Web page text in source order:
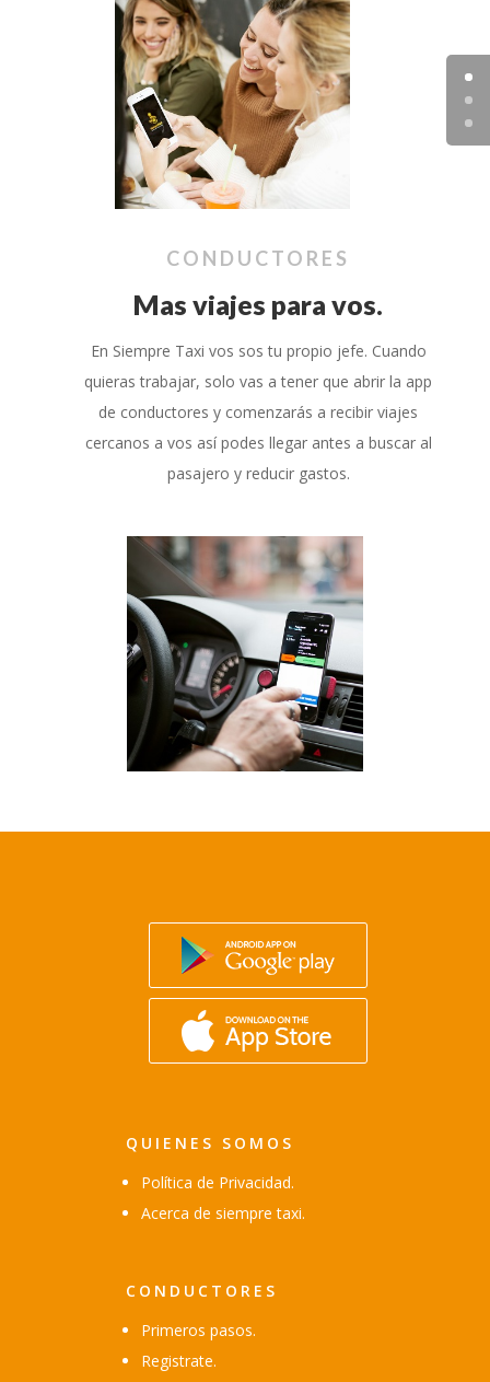
CONDUCTORES
Mas viajes para vos.
En Siempre Taxi vos sos tu propio jefe. Cuando
quieras trabajar, solo vas a tener que abrir la app
de conductores y comenzarás a recibir viajes
cercanos a vos así podes llegar antes a buscar al
pasajero y reducir gastos.
QUIENES SOMOS
Política de Privacidad.
Acerca de siempre taxi.
CONDUCTORES
Primeros pasos.
Registrate.